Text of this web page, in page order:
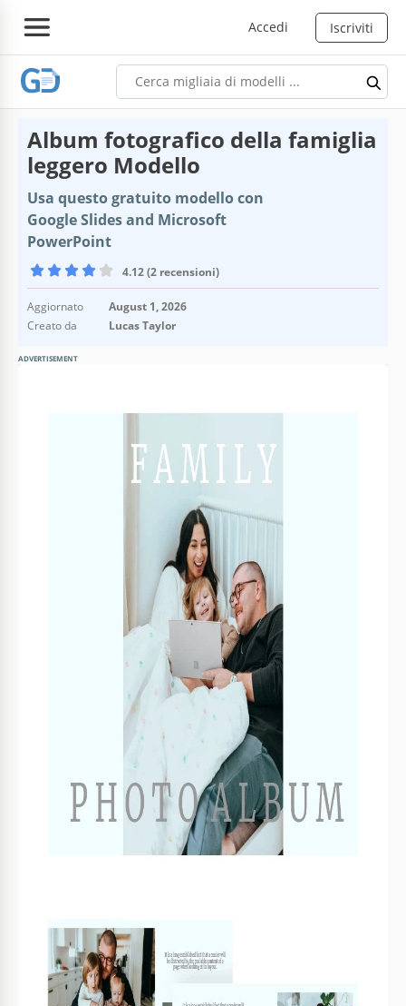
Accedi Iscriviti
Album fotografico della famiglia
leggero Modello
Usa questo gratuito modello con
Google Slides and Microsoft
PowerPoint
4.12 (2 recensioni)
Aggiornato
August 1, 2026
Creato da
Lucas Taylor
ADVERTISEMENT